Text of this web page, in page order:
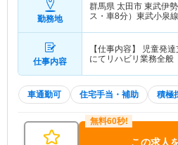
勤務地
群馬県 太田市 東武伊
ス・車8分）東武小泉
仕事内容
【仕事内容】 児童発
にてリハビリ業務全般
車通勤可 住宅手当・補助 積極
この求人